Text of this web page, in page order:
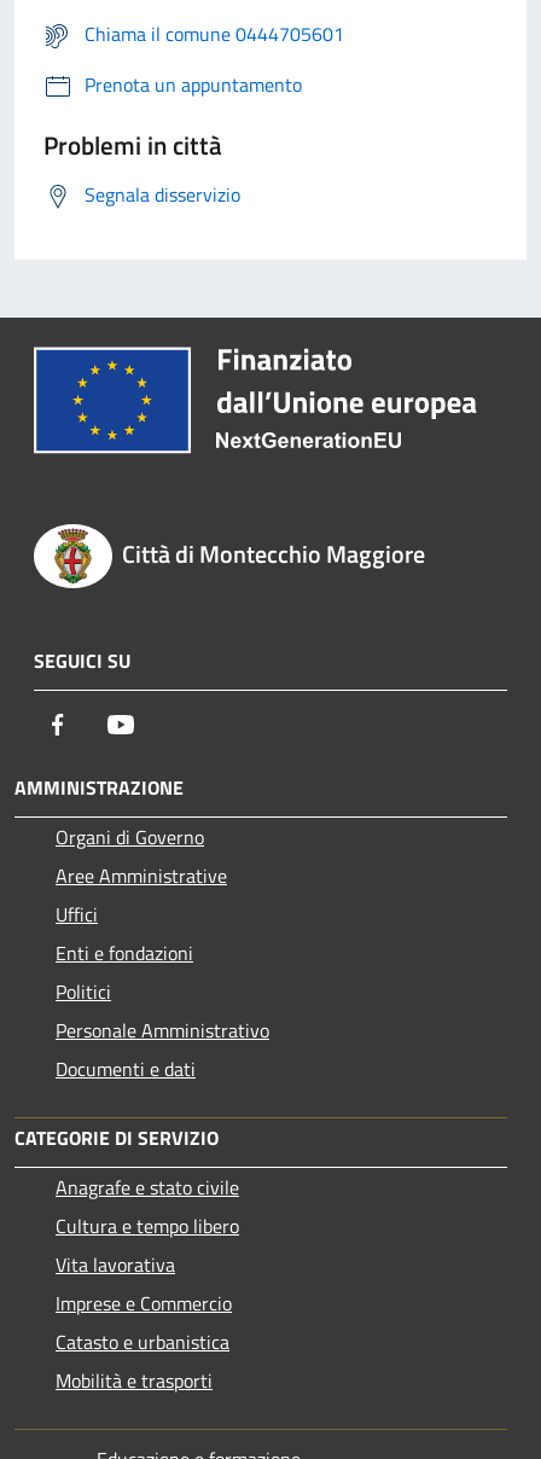
Chiama il comune 0444705601
Prenota un appuntamento
Problemi in città
Segnala disservizio
Città di Montecchio Maggiore
SEGUICI SU
Facebook
AMMINISTRAZIONE
Organi di Governo
Aree Amministrative
Uffici
Enti e fondazioni
Politici
Personale Amministrativo
Documenti e dati
CATEGORIE DI SERVIZIO
Anagrafe e stato civile
Cultura e tempo libero
Vita lavorativa
Imprese e Commercio
Catasto e urbanistica
Mobilità e trasporti